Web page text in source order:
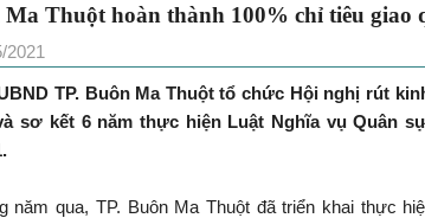
Ma Thuột hoàn thành 100% chỉ
2021
TP. Buôn Ma Thuột tổ chức Hội nghị rút
sơ kết 6 năm thực hiện Luật Nghĩa vụ Quân
năm qua, TP. Buôn Ma Thuột đã triển khai thực